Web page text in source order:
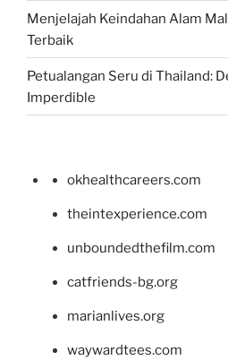
Menjelajah Keindahan Alam
Terbaik
Petualangan Seru di Thailand:
Imperdible
okhealthcareers.com
theintexperience.com
unboundedthefilm.com
catfriends-bg.org
marianlives.org
waywardtees.com